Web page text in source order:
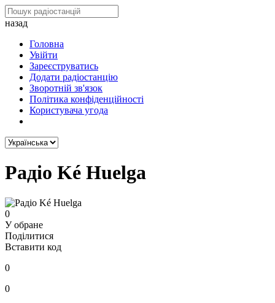
назад
Головна
Увійти
Зареєструватись
Додати радіостанцію
Зворотній зв'язок
Політика конфіденційності
Користувача угода
Радіо Ké Huelga
0
У обране
Поділитися
Вставити код
0
0